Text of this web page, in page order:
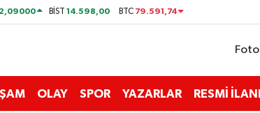
BİST14.598,00 BTC 79.591,74
OLAY SPOR YAZARLAR RESMİ